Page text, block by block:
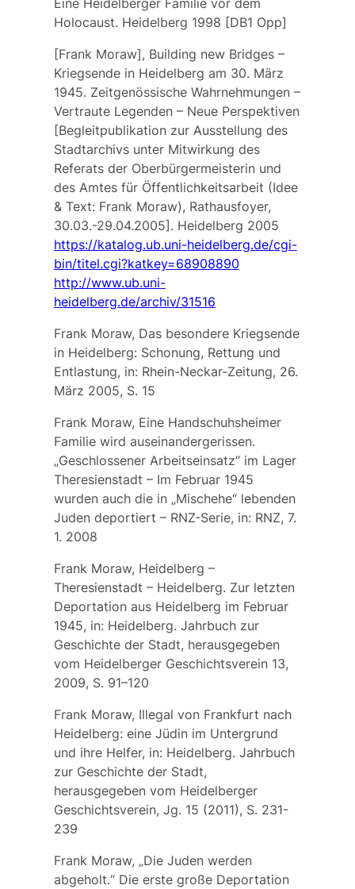
Eine Heidelberger Familie vor dem
Holocaust. Heidelberg 1998 [DB1 Opp]
[Frank Moraw], Building new Bridges –
Kriegsende in Heidelberg am 30. März
1945. Zeitgenössische Wahrnehmungen –
Vertraute Legenden – Neue Perspektiven
[Begleitpublikation zur Ausstellung des
Stadtarchivs unter Mitwirkung des
Referats der Oberbürgermeisterin und
des Amtes für Öffentlichkeitsarbeit (Idee
& Text: Frank Moraw), Rathausfoyer,
30.03.-29.04.2005]. Heidelberg 2005
https://katalog.ub.uni-heidelberg.de/cgi-
bin/titel.cgi?katkey=68908890
http://www.ub.uni-
heidelberg.de/archiv/31516
Frank Moraw, Das besondere Kriegsende
in Heidelberg: Schonung, Rettung und
Entlastung, in: Rhein-Neckar-Zeitung, 26.
März 2005, S. 15
Frank Moraw, Eine Handschuhsheimer
Familie wird auseinandergerissen.
„Geschlossener Arbeitseinsatz“ im Lager
Theresienstadt – Im Februar 1945
wurden auch die in „Mischehe“ lebenden
Juden deportiert – RNZ-Serie, in: RNZ, 7.
1. 2008
Frank Moraw, Heidelberg –
Theresienstadt – Heidelberg. Zur letzten
Deportation aus Heidelberg im Februar
1945, in: Heidelberg. Jahrbuch zur
Geschichte der Stadt, herausgegeben
vom Heidelberger Geschichtsverein 13,
2009, S. 91–120
Frank Moraw, Illegal von Frankfurt nach
Heidelberg: eine Jüdin im Untergrund
und ihre Helfer, in: Heidelberg. Jahrbuch
zur Geschichte der Stadt,
herausgegeben vom Heidelberger
Geschichtsverein, Jg. 15 (2011), S. 231-
239
Frank Moraw, „Die Juden werden
abgeholt.“ Die erste große Deportation